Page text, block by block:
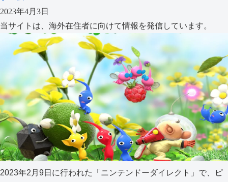
2023年4月3日
当サイトは、海外在住者に向けて情報を発信しています。
2023年2月9日に行われた「ニンテンドーダイレクト」で、ピ